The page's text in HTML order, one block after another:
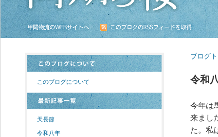
このブログについて
天長節
令和八年
ブログ
令和
今年は
来まし
た。私